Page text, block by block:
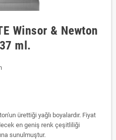
Winsor & Newton
ml.
ürettiği yağlı boyalardır. Fiyat
en geniş renk çeşitliliği
sunulmuştur.